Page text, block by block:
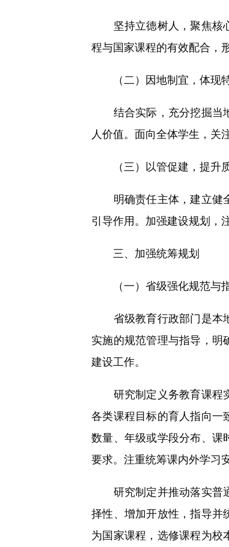
坚持立德树人，聚焦核心
程与国家课程的有效配合，
（二）因地制宜，体现
结合实际，充分挖掘当地
人价值。面向全体学生，关
（三）以管促建，提升
明确责任主体，建立健全
引导作用。加强建设规划，
三、加强统筹规划
（一）省级强化规范与
省级教育行政部门是本地
实施的规范管理与指导，明
建设工作。
研究制定义务教育课程实
各类课程目标的育人指向一
数量、年级或学段分布、课
要求。注重统筹课内外学习
研究制定并推动落实普通
择性、增加开放性，指导并
为国家课程，选修课程为校